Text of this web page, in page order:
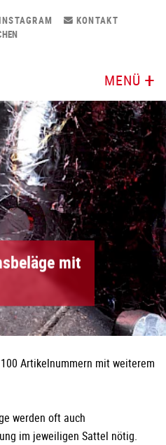
INSTAGRAM
KONTAKT
MENÜ
mit
Artikelnummern mit weiterem
werden oft auch
im jeweiligen Sattel nötig.